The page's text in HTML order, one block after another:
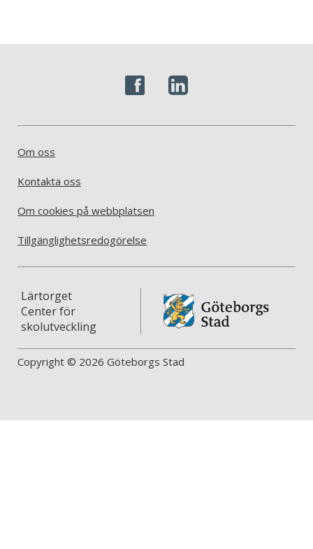
Om oss
Kontakta oss
Om cookies på webbplatsen
Tillgänglighetsredogörelse
Lärtorget
Center för
skolutveckling
Copyright © 2026 Göteborgs Stad